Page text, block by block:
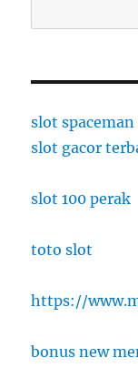
slot spaceman
slot gacor
slot 100 perak
toto slot
https://
bonus new